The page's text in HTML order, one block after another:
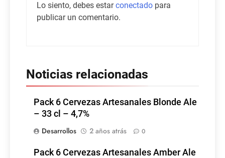
Lo siento, debes estarconectado para
publicar un comentario.
Noticias relacionadas
Pack 6 Cervezas Artesanales Blonde Ale
– 33 cl – 4,7%
Desarrollos
2 años atrás 0
Pack 6 Cervezas Artesanales Amber Ale